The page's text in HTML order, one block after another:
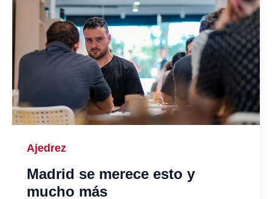
Ajedrez
Madrid se merece esto y
mucho más